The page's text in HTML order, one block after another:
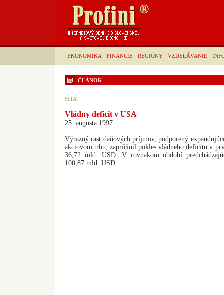
EKONOMIKA FINANCIE REGIÓNY VZDELÁVANIE
ČLÁNOK
SITA
Vládny deficit v USA
25. augusta 1997
Výrazný rast daňových príjmov, podporený
akciovom trhu, zapríčinil pokles vládneho deficitu v
36,72 mld. USD. V rovnakom období
100,87 mld. USD.